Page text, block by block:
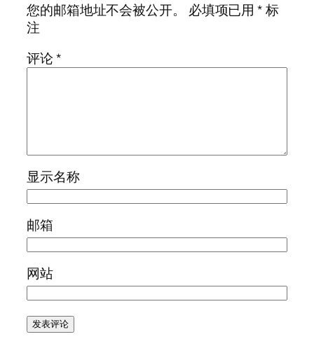
您的邮箱地址不会被公开。
必填项已用*标
注
评论*
显示名称
邮箱
网站